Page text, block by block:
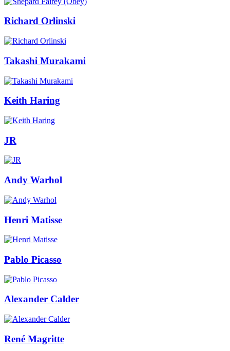
Richard Orlinski
Takashi Murakami
Keith Haring
JR
Andy Warhol
Henri Matisse
Pablo Picasso
Alexander Calder
René Magritte